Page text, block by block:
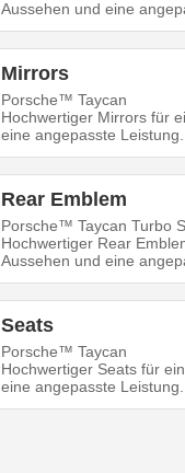
Aussehen und eine
Mirrors
Porsche™ Taycan
Hochwertiger Mirrors für
eine angepasste Leistung.
Rear Emblem
Porsche™ Taycan Turbo
Hochwertiger Rear
Aussehen und eine
Seats
Porsche™ Taycan
Hochwertiger Seats für
eine angepasste Leistung.